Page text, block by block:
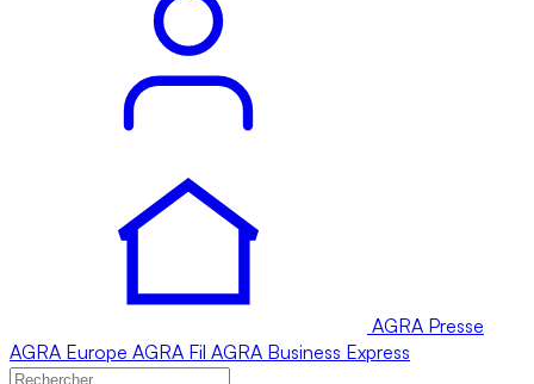
AGRA Presse
AGRA Europe AGRA Fil AGRA Business Express